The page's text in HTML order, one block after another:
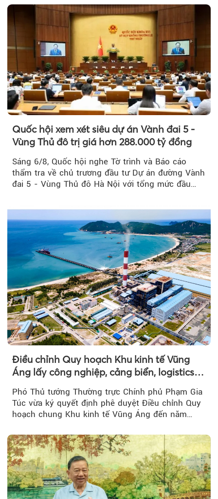
Quốc hội xem xét siêu dự án Vành đai 5 -
Vùng Thủ đô trị giá hơn 288.000 tỷ đồng
Sáng 6/8, Quốc hội nghe Tờ trình và Báo cáo
thẩm tra về chủ trương đầu tư Dự án đường Vành
đai 5 - Vùng Thủ đô Hà Nội với tổng mức đầu
Điều chỉnh Quy hoạch Khu kinh tế Vũng
Áng lấy công nghiệp, cảng biển, logistics
Phó Thủ tướng Thường trực Chính phủ Phạm Gia
Túc vừa ký quyết định phê duyệt Điều chỉnh Quy
hoạch chung Khu kinh tế Vũng Áng đến năm